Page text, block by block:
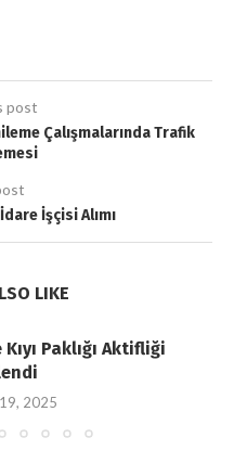
post
Çalışmalarında Trafik
İşçisi Alımı
LIKE
Paklığı Aktifliği
2025